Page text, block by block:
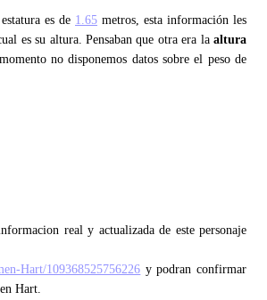
es de 1.65 metros, esta información les
es su altura. Pensaban que otra era laaltura
no disponemos datos sobre el peso de
real y actualizada de este personaje
Hart/109368525756226 y podran confirmar
Hart.